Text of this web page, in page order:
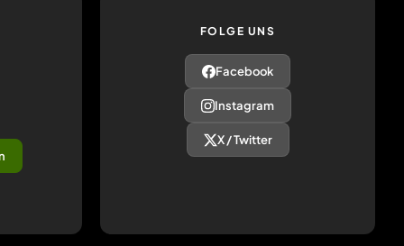
FOLGE UNS
Facebook
Instagram
X / Twitter